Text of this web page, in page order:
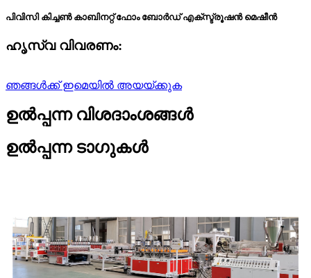
പിവിസി കിച്ചൺ കാബിനറ്റ് ഫോം ബോർഡ് എക്സ്ട്രൂഷൻ മെഷീൻ
ഹൃസ്വ വിവരണം:
ഞങ്ങൾക്ക് ഇമെയിൽ അയയ്ക്കുക
ഉൽപ്പന്ന വിശദാംശങ്ങൾ
ഉൽപ്പന്ന ടാഗുകൾ